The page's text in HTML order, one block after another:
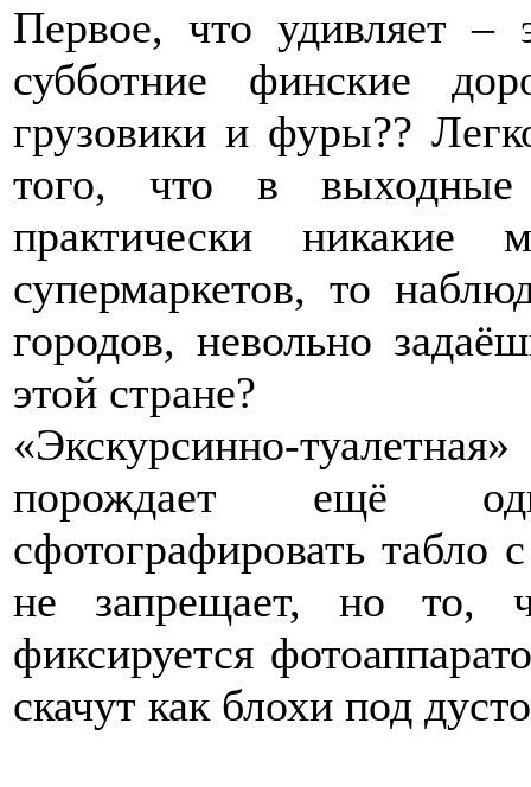
Первое, что удивляет –
субботние финские
грузовики и фуры??
того, что в
практически никакие
супермаркетов, то
городов, невольно
этой стране?
«Экскурсинно-
порождает ещё
сфотографировать табло
не запрещает, но то,
фиксируется
скачут как блохи под